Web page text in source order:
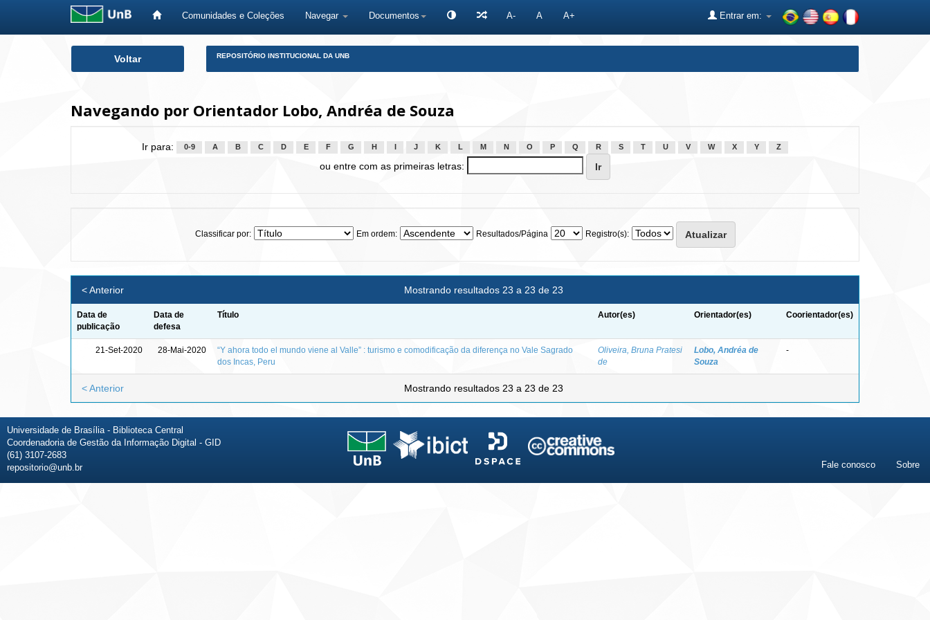
Comunidades e Coleções Navegar Documentos A- A A+ Entrar em:
Voltar REPOSITÓRIO INSTITUCIONAL DA UNB
Navegando por Orientador Lobo, Andréa de Souza
Ir para: 0-9 A B C D E F G H J K L M N O P Q R S T U V W X Y Z
ou entre com as primeiras letras:
Classificar por: Em ordem: Resultados/Página Registro(s):
Mostrando resultados 23 a 23 de 23
< Anterior
Data de
publicação
Data de
defesa
Título Autor(es) Orientador(es) Coorientador(es)
21-Set-2020 28-Mai-2020
“Y ahora todo el mundo viene al Valle” : turismo e comodificação da diferença no Vale Sagrado
dos Incas, Peru
Oliveira, Bruna Pratesi
de
Lobo, Andréa de
Souza
-
Mostrando resultados 23 a 23 de 23
< Anterior
Universidade de Brasília - Biblioteca Central
Coordenadoria de Gestão da Informação Digital - GID
(61) 3107-2683
repositorio@unb.br
Fale conosco Sobre